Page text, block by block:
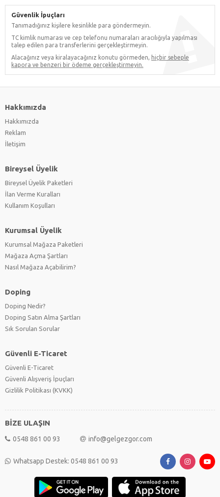
Güvenlik İpuçları
Tanımadığınız kişilere kesinlikle para göndermeyin.
TC kimlik numarası ve cep telefonu numaraları aracılığıyla yapılması
talep edilen para transferlerini gerçekleştirmeyin.
Alacağınız veya kiralayacağınız konutu görmeden, hiçbir sebeple
kapora ve benzeri bir ödeme gerçekleştirmeyin.
Hakkımızda
Hakkımızda
Reklam
İletişim
Bireysel Üyelik
Bireysel Üyelik Paketleri
İlan Verme Kuralları
Kullanım Koşulları
Kurumsal Üyelik
Kurumsal Mağaza Paketleri
Mağaza Açma Şartları
Nasıl Mağaza Açabilirim?
Doping
Doping Nedir?
Doping Satın Alma Şartları
Sık Sorulan Sorular
Güvenli E-Ticaret
Güvenli E-Ticaret
Güvenli Alışveriş İpuçları
Gizlilik Politikası (KVKK)
BİZE ULAŞIN
0548 861 00 93 info@gelgezgor.com
Whatsapp Destek: 0548 861 00 93